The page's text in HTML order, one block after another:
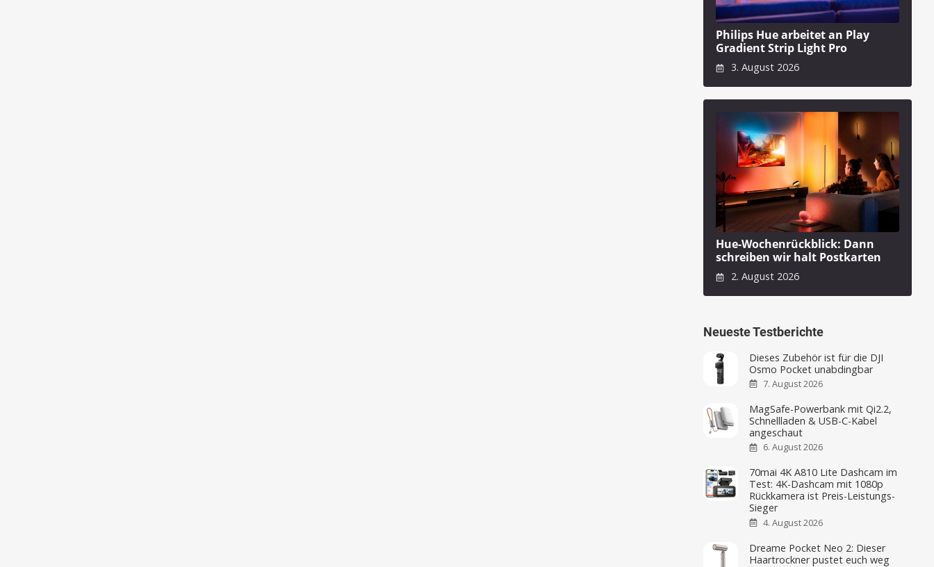
Philips Hue arbeitet an Play
Gradient Strip Light Pro
3. August 2026
Hue-Wochenrückblick: Dann
schreiben wir halt Postkarten
2. August 2026
Neueste Testberichte
Dieses Zubehör ist für die DJI
Osmo Pocket unabdingbar
7. August 2026
MagSafe-Powerbank mit Qi2.2,
Schnellladen & USB-C-Kabel
angeschaut
6. August 2026
70mai 4K A810 Lite Dashcam im
Test: 4K-Dashcam mit 1080p
Rückkamera ist Preis-Leistungs-
Sieger
4. August 2026
Dreame Pocket Neo 2: Dieser
Haartrockner pustet euch weg